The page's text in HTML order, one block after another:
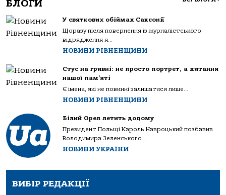
БЛОГИ
У святкових обіймах Саксонії
Щоразу після повернення із журналістського
відрядження я...
НОВИНИ РІВНЕНЩИНИ
Стус на гривні: не просто портрет, а питання
нашої пам’яті
Є імена, які не повинні залишатися лише...
НОВИНИ РІВНЕНЩИНИ
Білий Орел летить додому
Президент Польщі Кароль Навроцький позбавив
Володимира Зеленського...
НОВИНИ УКРАЇНИ
ВИБІР РЕДАКЦІЇ